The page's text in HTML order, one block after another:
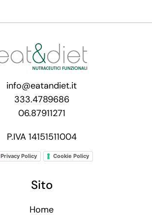
info@eatandiet.it
333.4789686
06.87911271
P.IVA 14151511004
Privacy Policy Cookie Policy
Sito
Home